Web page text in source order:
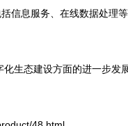
信息服务、在线数据处理
生态建设方面的进一步发